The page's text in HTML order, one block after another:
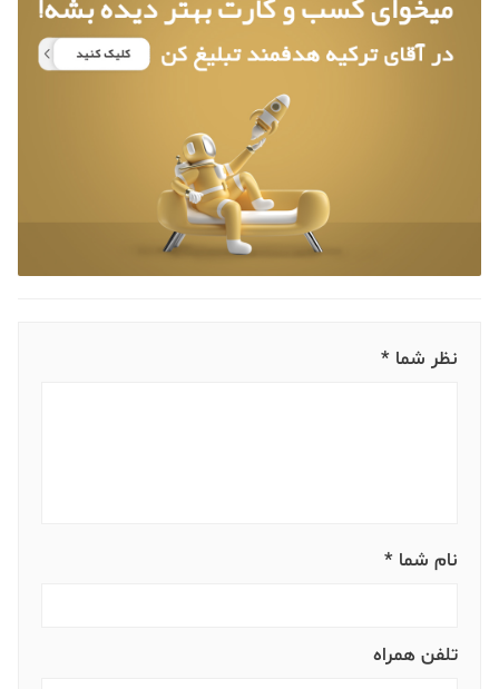
نظر شما *
نام شما *
تلفن همراه